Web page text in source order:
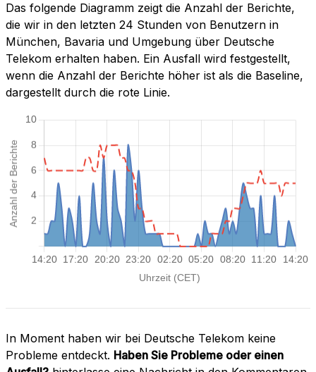
Das folgende Diagramm zeigt die Anzahl der Berichte,
die wir in den letzten 24 Stunden von Benutzern in
München, Bavaria und Umgebung über Deutsche
Telekom erhalten haben. Ein Ausfall wird festgestellt,
wenn die Anzahl der Berichte höher ist als die Baseline,
dargestellt durch die rote Linie.
In Moment haben wir bei Deutsche Telekom keine
Probleme entdeckt. Haben Sie Probleme oder einen